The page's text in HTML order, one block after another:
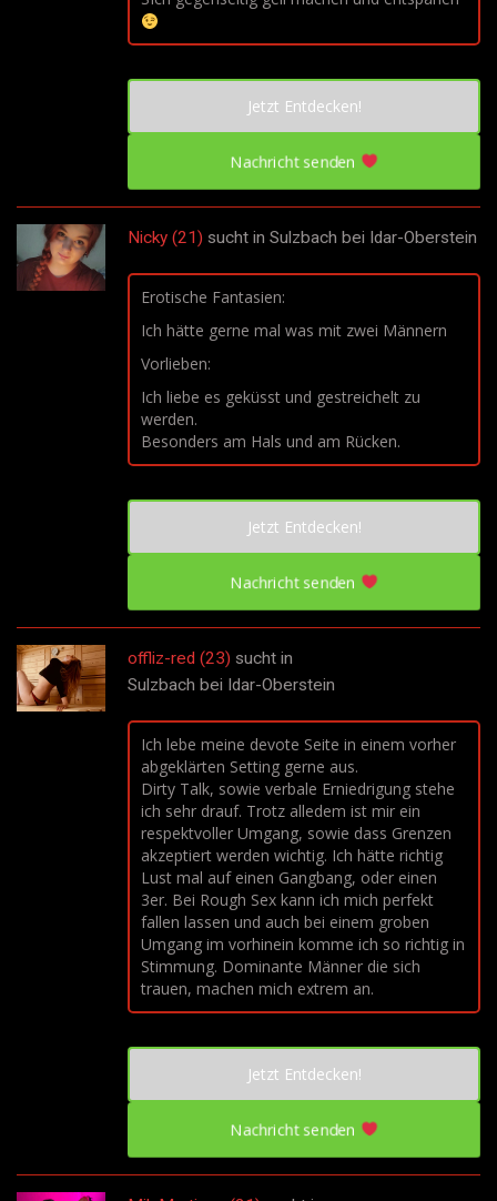
Jetzt Entdecken!
Nachricht senden
Nicky (21) sucht in Sulzbach bei Idar-Oberstein
Erotische Fantasien:
Ich hätte gerne mal was mit zwei Männern
Vorlieben:
Ich liebe es geküsst und gestreichelt zu
werden.
Besonders am Hals und am Rücken.
Jetzt Entdecken!
Nachricht senden
offliz-red (23) sucht in
Sulzbach bei Idar-Oberstein
Ich lebe meine devote Seite in einem vorher
abgeklärten Setting gerne aus.
Dirty Talk, sowie verbale Erniedrigung stehe
ich sehr drauf. Trotz alledem ist mir ein
respektvoller Umgang, sowie dass Grenzen
akzeptiert werden wichtig. Ich hätte richtig
Lust mal auf einen Gangbang, oder einen
3er. Bei Rough Sex kann ich mich perfekt
fallen lassen und auch bei einem groben
Umgang im vorhinein komme ich so richtig in
Stimmung. Dominante Männer die sich
trauen, machen mich extrem an.
Jetzt Entdecken!
Nachricht senden